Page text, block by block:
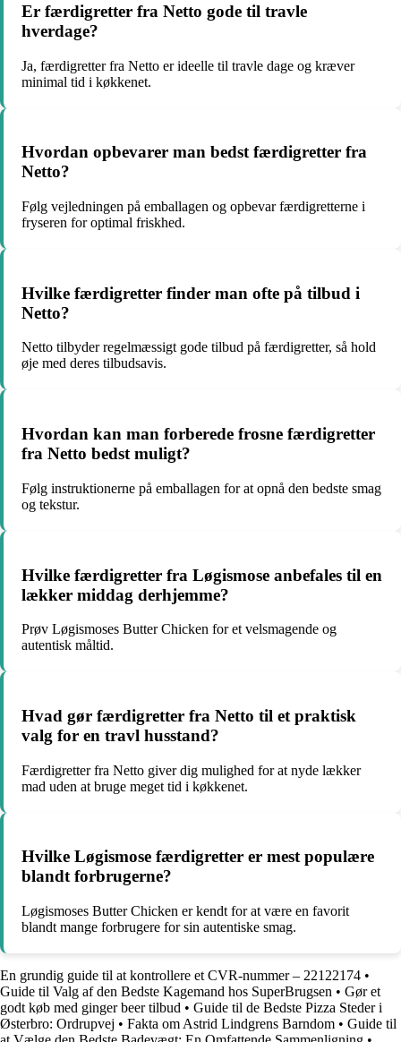
Er færdigretter fra Netto gode til travle
hverdage?
Ja, færdigretter fra Netto er ideelle til travle dage og kræver
minimal tid i køkkenet.
Hvordan opbevarer man bedst færdigretter fra
Netto?
Følg vejledningen på emballagen og opbevar færdigretterne i
fryseren for optimal friskhed.
Hvilke færdigretter finder man ofte på tilbud i
Netto?
Netto tilbyder regelmæssigt gode tilbud på færdigretter, så hold
øje med deres tilbudsavis.
Hvordan kan man forberede frosne færdigretter
fra Netto bedst muligt?
Følg instruktionerne på emballagen for at opnå den bedste smag
og tekstur.
Hvilke færdigretter fra Løgismose anbefales til en
lækker middag derhjemme?
Prøv Løgismoses Butter Chicken for et velsmagende og
autentisk måltid.
Hvad gør færdigretter fra Netto til et praktisk
valg for en travl husstand?
Færdigretter fra Netto giver dig mulighed for at nyde lækker
mad uden at bruge meget tid i køkkenet.
Hvilke Løgismose færdigretter er mest populære
blandt forbrugerne?
Løgismoses Butter Chicken er kendt for at være en favorit
blandt mange forbrugere for sin autentiske smag.
En grundig guide til at kontrollere et CVR-nummer – 22122174 •
Guide til Valg af den Bedste Kagemand hos SuperBrugsen • Gør et
godt køb med ginger beer tilbud • Guide til de Bedste Pizza Steder i
Østerbro: Ordrupvej • Fakta om Astrid Lindgrens Barndom • Guide til